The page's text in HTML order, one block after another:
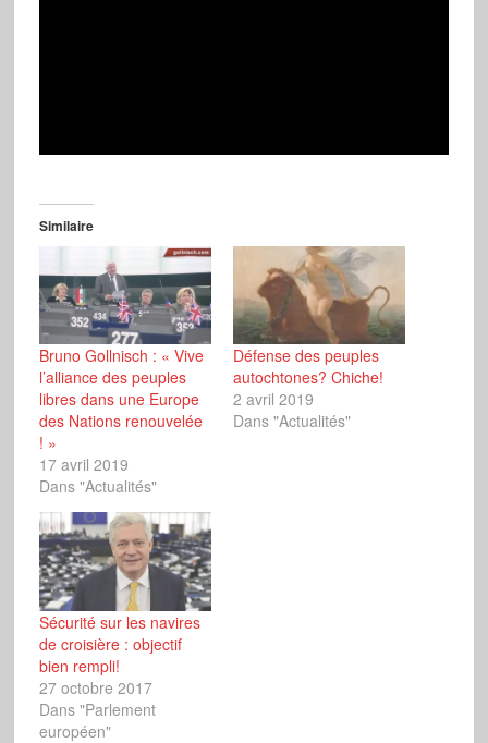
Similaire
Bruno Gollnisch : « Vive
l’alliance des peuples
libres dans une Europe
des Nations renouvelée
! »
17 avril 2019
Dans "Actualités"
Défense des peuples
autochtones? Chiche!
2 avril 2019
Dans "Actualités"
Sécurité sur les navires
de croisière : objectif
bien rempli!
27 octobre 2017
Dans "Parlement
européen"